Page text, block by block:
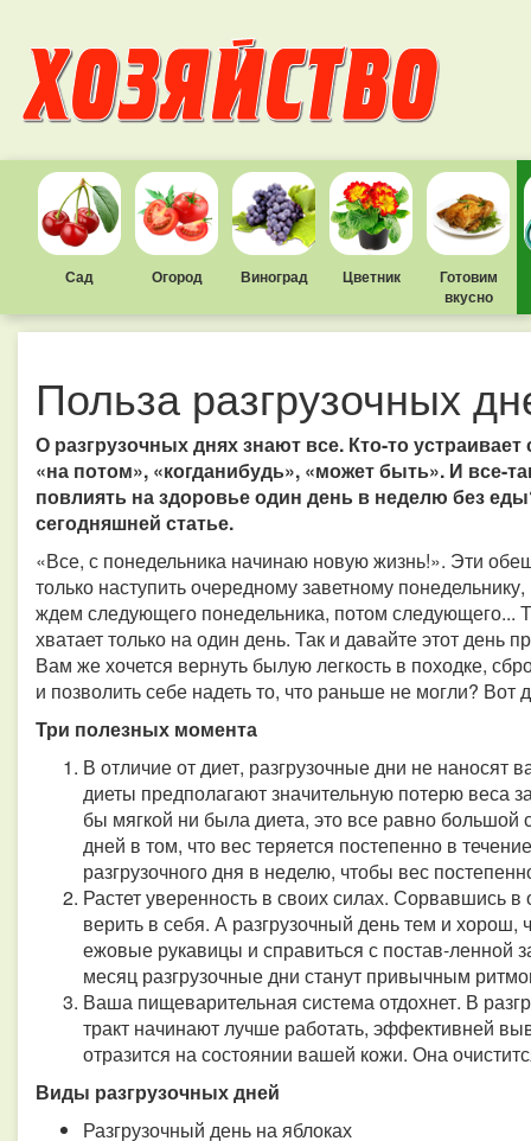
Сад Огород Виноград Цветник
Готовим
вкусно
Польза разгрузочных
О разгрузочных днях знают все. Кто-то
«на потом», «когданибудь», «может быть». И все-
повлиять на здоровье один день в неделю без
сегодняшней статье.
«Все, с понедельника начинаю новую жизнь!». Эти
только наступить очередному заветному
ждем следующего понедельника, потом следующего...
хватает только на один день. Так и давайте этот день
Вам же хочется вернуть былую легкость в походке,
и позволить себе надеть то, что раньше не могли? Вот
Три полезных момента
В отличие от диет, разгрузочные дни не
диеты предполагают значительную потерю веса
бы мягкой ни была диета, это все равно большой
дней в том, что вес теряется постепенно в
разгрузочного дня в неделю, чтобы вес
Растет уверенность в своих силах. Сорвавшись
верить в себя. А разгрузочный день тем и
ежовые рукавицы и справиться с постав-ленной
месяц разгрузочные дни станут привычным
Ваша пищеварительная система отдохнет. В
тракт начинают лучше работать, эффективней
отразится на состоянии вашей кожи. Она
Виды разгрузочных дней
Разгрузочный день на яблоках